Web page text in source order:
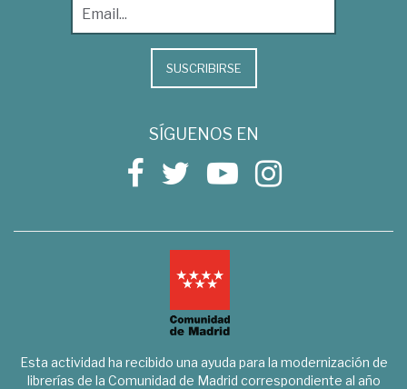
SUSCRIBIRSE
SÍGUENOS EN
Esta actividad ha recibido una ayuda para la modernización de
librerías de la Comunidad de Madrid correspondiente al año